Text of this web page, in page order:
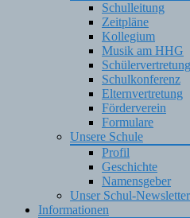
Schulleitung
Zeitpläne
Kollegium
Musik am HHG
Schülervertretung
Schulkonferenz
Elternvertretung
Förderverein
Formulare
Unsere Schule
Profil
Geschichte
Namensgeber
Unser Schul-Newsletter
Informationen